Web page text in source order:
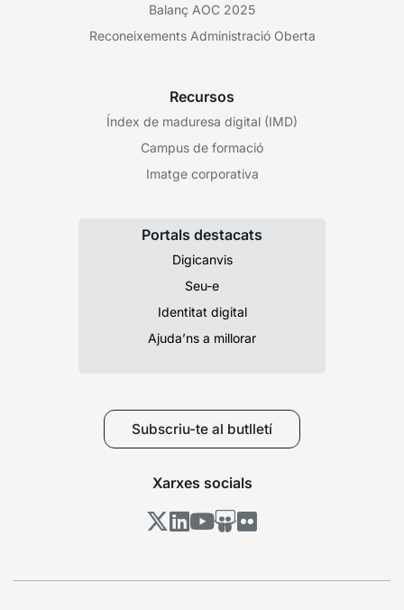
Balanç AOC 2025
Reconeixements Administració Oberta
Recursos
Índex de maduresa digital (IMD)
Campus de formació
Imatge corporativa
Portals destacats
Digicanvis
Seu-e
Identitat digital
Ajuda’ns a millorar
Subscriu-te al butlletí
Xarxes socials